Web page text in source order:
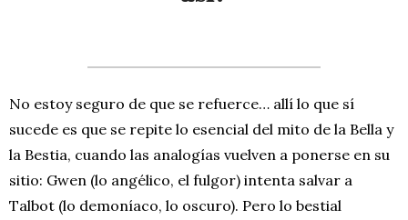
No estoy seguro de que se refuerce… allí lo que sí
sucede es que se repite lo esencial del mito de la Bella y
la Bestia, cuando las analogías vuelven a ponerse en su
sitio: Gwen (lo angélico, el fulgor) intenta salvar a
Talbot (lo demoníaco, lo oscuro). Pero lo bestial